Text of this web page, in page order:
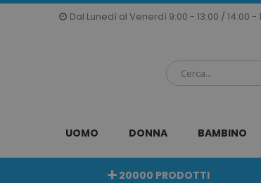
Dal Lunedì al Venerdì 9:00 - 13:00 / 14:00 -
Salta
UOMO DONNA BAMBINO
20000 PRODOTTI